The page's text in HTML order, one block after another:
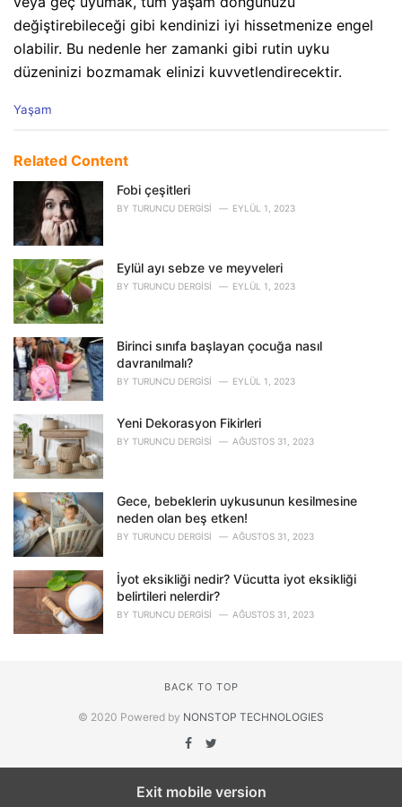
değiştirebileceği gibi kendinizi iyi hissetmenize engel
olabilir. Bu nedenle her zamanki gibi rutin uyku
düzeninizi bozmamak elinizi kuvvetlendirecektir.
C
e
e
:
Yaşam
Related Content
Fobi çeşitleri
BY TURUNCU DERGISI EYLÜL 1, 2023
Eylül ayı sebze ve meyveleri
BY TURUNCU DERGISI EYLÜL 1, 2023
Birinci sınıfa başlayan çocuğa nasıl
davranılmalı?
BY TURUNCU DERGISI EYLÜL 1, 2023
Yeni Dekorasyon Fikirleri
BY TURUNCU DERGISI AĞUSTOS 31, 2023
Gece, bebeklerin uykusunun kesilmesine
neden olan beş etken!
BY TURUNCU DERGISI AĞUSTOS 31, 2023
İyot eksikliği nedir? Vücutta iyot eksikliği
belirtileri nelerdir?
BY TURUNCU DERGISI AĞUSTOS 31, 2023
BACK TO TOP
© 2020 Powered by NONSTOP TECHNOLOGIES
Exit mobile version